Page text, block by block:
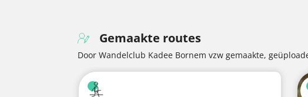
Gemaakte routes
Door Wandelclub Kadee Bornem vzw gemaakte,